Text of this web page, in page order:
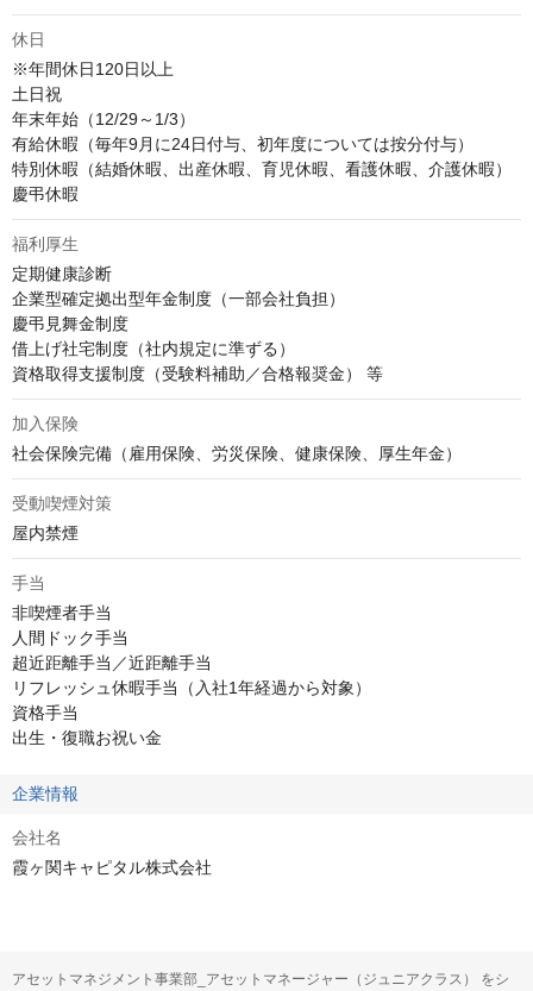
休日
※年間休日120日以上
土日祝
年末年始（12/29～1/3）
有給休暇（毎年9月に24日付与、初年度については按分付与）
特別休暇（結婚休暇、出産休暇、育児休暇、看護休暇、介護休暇）
慶弔休暇
福利厚生
定期健康診断
企業型確定拠出型年金制度（一部会社負担）
慶弔見舞金制度
借上げ社宅制度（社内規定に準ずる）
資格取得支援制度（受験料補助／合格報奨金） 等
加入保険
社会保険完備（雇用保険、労災保険、健康保険、厚生年金）
受動喫煙対策
屋内禁煙
手当
非喫煙者手当
人間ドック手当
超近距離手当／近距離手当
リフレッシュ休暇手当（入社1年経過から対象）
資格手当
出生・復職お祝い金
企業情報
会社名
霞ヶ関キャピタル株式会社
アセットマネジメント事業部_アセットマネージャー（ジュニアクラス） をシ